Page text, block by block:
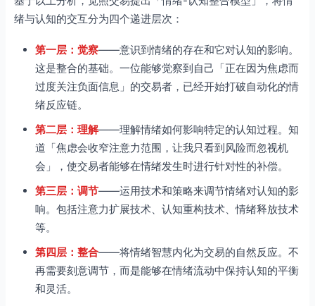
绪与认知的交互分为四个递进层次：
第一层：觉察——意识到情绪的存在和它对认知的影响。
这是整合的基础。一位能够觉察到自己「正在因为焦虑而
过度关注负面信息」的交易者，已经开始打破自动化的情
绪反应链。
第二层：理解——理解情绪如何影响特定的认知过程。知
道「焦虑会收窄注意力范围，让我只看到风险而忽视机
会」，使交易者能够在情绪发生时进行针对性的补偿。
第三层：调节——运用技术和策略来调节情绪对认知的影
响。包括注意力扩展技术、认知重构技术、情绪释放技术
等。
第四层：整合——将情绪智慧内化为交易的自然反应。不
再需要刻意调节，而是能够在情绪流动中保持认知的平衡
和灵活。